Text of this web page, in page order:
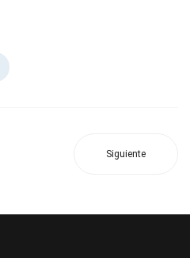
Siguiente